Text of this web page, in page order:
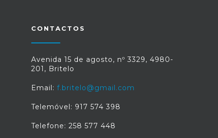
CONTACTOS
Avenida 15 de agosto, nº 3329, 4980-
201, Britelo
Email: f.britelo@gmail.com
Telemóvel: 917 574 398
Telefone: 258 577 448